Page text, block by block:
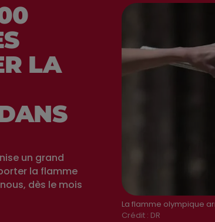
La flamme olympique
Crédit : DR
LA
un grand
la flamme
dès le mois